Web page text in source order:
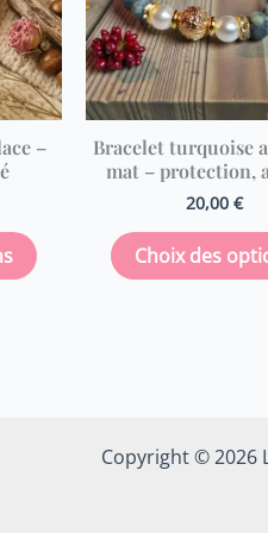
–
Les
options
peuvent
être
choisies
page
Bracelet turquoise
mat – protection,
20,00€
Choix des
Copyright © 2026